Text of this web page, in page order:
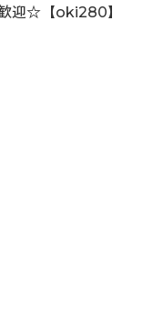
迎☆【oki280】